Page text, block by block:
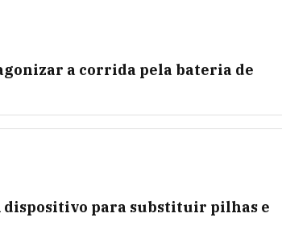
a corrida pela bateria de
dispositivo para substituir pilhas e